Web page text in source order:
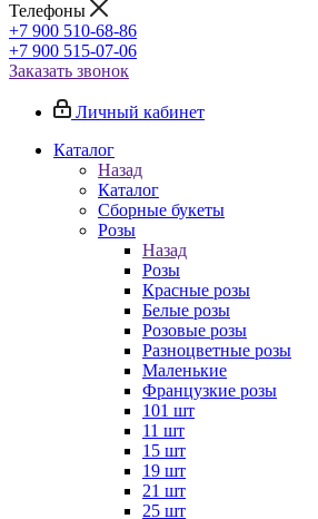
Телефоны
+7 900 510-68-86
+7 900 515-07-06
Заказать звонок
Личный кабинет
Каталог
Назад
Каталог
Сборные букеты
Розы
Назад
Розы
Красные розы
Белые розы
Розовые розы
Разноцветные розы
Маленькие
Французкие розы
101 шт
11 шт
15 шт
19 шт
21 шт
25 шт